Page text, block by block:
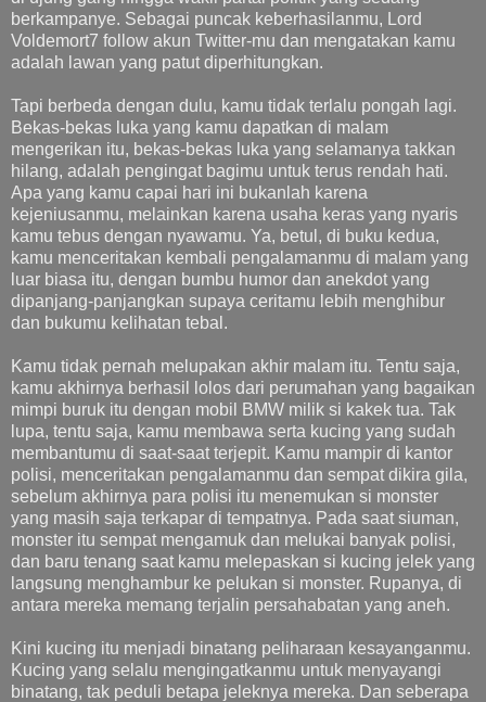
berkampanye. Sebagai puncak keberhasilanmu, Lord
Voldemort7 follow akun Twitter-mu dan mengatakan kamu
adalah lawan yang patut diperhitungkan.
Tapi berbeda dengan dulu, kamu tidak terlalu pongah lagi.
Bekas-bekas luka yang kamu dapatkan di malam
mengerikan itu, bekas-bekas luka yang selamanya takkan
hilang, adalah pengingat bagimu untuk terus rendah hati.
Apa yang kamu capai hari ini bukanlah karena
kejeniusanmu, melainkan karena usaha keras yang nyaris
kamu tebus dengan nyawamu. Ya, betul, di buku kedua,
kamu menceritakan kembali pengalamanmu di malam yang
luar biasa itu, dengan bumbu humor dan anekdot yang
dipanjang-panjangkan supaya ceritamu lebih menghibur
dan bukumu kelihatan tebal.
Kamu tidak pernah melupakan akhir malam itu. Tentu saja,
kamu akhirnya berhasil lolos dari perumahan yang bagaikan
mimpi buruk itu dengan mobil BMW milik si kakek tua. Tak
lupa, tentu saja, kamu membawa serta kucing yang sudah
membantumu di saat-saat terjepit. Kamu mampir di kantor
polisi, menceritakan pengalamanmu dan sempat dikira gila,
sebelum akhirnya para polisi itu menemukan si monster
yang masih saja terkapar di tempatnya. Pada saat siuman,
monster itu sempat mengamuk dan melukai banyak polisi,
dan baru tenang saat kamu melepaskan si kucing jelek yang
langsung menghambur ke pelukan si monster. Rupanya, di
antara mereka memang terjalin persahabatan yang aneh.
Kini kucing itu menjadi binatang peliharaan kesayanganmu.
Kucing yang selalu mengingatkanmu untuk menyayangi
binatang, tak peduli betapa jeleknya mereka. Dan seberapa